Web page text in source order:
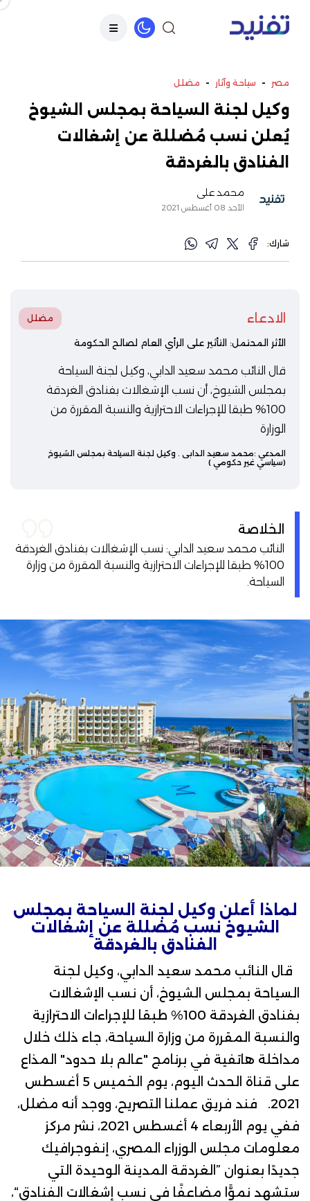
مصر - سياحة وآثار - مضلل
وكيل لجنة السياحة بمجلس الشيوخ
يُعلن نسب مُضللة عن إشغالات
الفنادق بالغردقة
محمد علي
الأحد 08 أغسطس 2021
شارك:
الادعاء مضلل
الأثر المحتمل: التأثير على الرأي العام لصالح الحكومة
قال النائب محمد سعيد الدابي، وكيل لجنة السياحة
بمجلس الشيوخ، أن نسب الإشغالات بفنادق الغردقة
100% طبقا للإجراءات الاحترازية والنسبة المقررة من
الوزارة
المدعي :محمد سعيد الدابي . وكيل لجنة السياحة بمجلس الشيوخ
(سياسي غير حكومي )
الخلاصة
النائب محمد سعيد الدابي: نسب الإشغالات بفنادق الغردقة
100% طبقا للإجراءات الاحترازية والنسبة المقررة من وزارة
السياحة.
لماذا أعلن وكيل لجنة السياحة بمجلس
الشيوخ نسب مُضللة عن إشغالات
الفنادق بالغردقة
قال النائب محمد سعيد الدابي، وكيل لجنة
السياحة بمجلس الشيوخ، أن نسب الإشغالات
بفنادق الغردقة 100% طبقا للإجراءات الاحترازية
والنسبة المقررة من وزارة السياحة، جاء ذلك خلال
مداخلة هاتفية في برنامج "عالم بلا حدود" المذاع
على قناة الحدث اليوم، يوم الخميس 5 أغسطس
2021. فند فريق عملنا التصريح، ووجد أنه مضلل،
ففي يوم الأربعاء 4 أغسطس 2021، نشر
مركز
معلومات مجلس الوزراء المصري، إنفوجرافيك
جديدًا بعنوان ”الغردقة المدينة الوحيدة التي
ستشهد نموًّا مضاعفًا في نسب إشغالات الفنادق“،